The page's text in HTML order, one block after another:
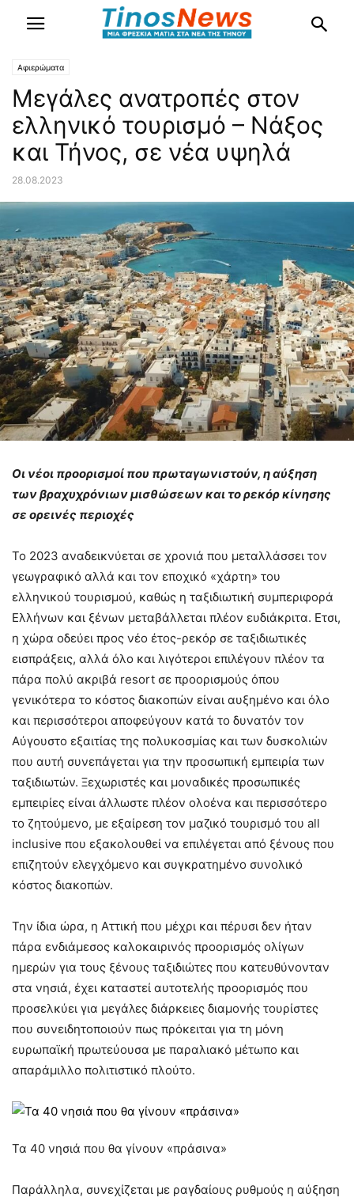
Αφιερώματα
Μεγάλες ανατροπές στον
ελληνικό τουρισμό – Νάξος
και Τήνος, σε νέα υψηλά
28.08.2023
Οι νέοι προορισμοί που πρωταγωνιστούν, η αύξηση
των βραχυχρόνιων μισθώσεων και το ρεκόρ κίνησης
σε ορεινές περιοχές
Το 2023 αναδεικνύεται σε χρονιά που μεταλλάσσει τον
γεωγραφικό αλλά και τον εποχικό «χάρτη» του
ελληνικού τουρισμού, καθώς η ταξιδιωτική συμπεριφορά
Ελλήνων και ξένων μεταβάλλεται πλέον ευδιάκριτα. Ετσι,
η χώρα οδεύει προς νέο έτος-ρεκόρ σε ταξιδιωτικές
εισπράξεις, αλλά όλο και λιγότεροι επιλέγουν πλέον τα
πάρα πολύ ακριβά resort σε προορισμούς όπου
γενικότερα το κόστος διακοπών είναι αυξημένο και όλο
και περισσότεροι αποφεύγουν κατά το δυνατόν τον
Αύγουστο εξαιτίας της πολυκοσμίας και των δυσκολιών
που αυτή συνεπάγεται για την προσωπική εμπειρία των
ταξιδιωτών. Ξεχωριστές και μοναδικές προσωπικές
εμπειρίες είναι άλλωστε πλέον ολοένα και περισσότερο
το ζητούμενο, με εξαίρεση τον μαζικό τουρισμό του all
inclusive που εξακολουθεί να επιλέγεται από ξένους που
επιζητούν ελεγχόμενο και συγκρατημένο συνολικό
κόστος διακοπών.
Την ίδια ώρα, η Αττική που μέχρι και πέρυσι δεν ήταν
πάρα ενδιάμεσος καλοκαιρινός προορισμός ολίγων
ημερών για τους ξένους ταξιδιώτες που κατευθύνονταν
στα νησιά, έχει καταστεί αυτοτελής προορισμός που
προσελκύει για μεγάλες διάρκειες διαμονής τουρίστες
που συνειδητοποιούν πως πρόκειται για τη μόνη
ευρωπαϊκή πρωτεύουσα με παραλιακό μέτωπο και
απαράμιλλο πολιτιστικό πλούτο.
Τα 40 νησιά που θα γίνουν «πράσινα»
Παράλληλα, συνεχίζεται με ραγδαίους ρυθμούς η αύξηση